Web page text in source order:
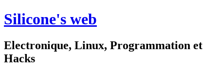
Silicone's web
Electronique, Linux, Programmation et
Hacks